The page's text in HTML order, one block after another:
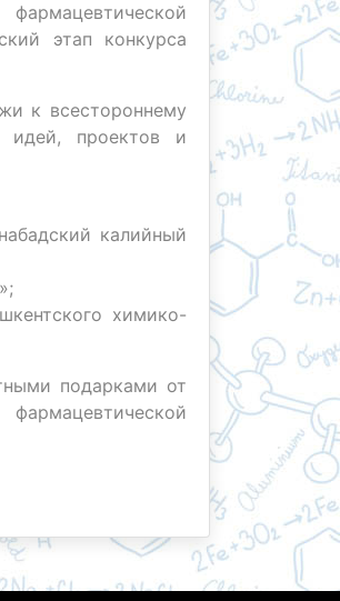
этап конкурса
к всестороннему
идей, проектов и
калийный
химико-
подарками от